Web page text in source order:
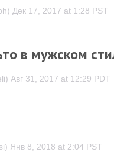
Дек 17, 2017 at 1:28 PST
в мужском
Авг 31, 2017 at 12:29 PDT
Янв 8, 2018 at 2:04 PST